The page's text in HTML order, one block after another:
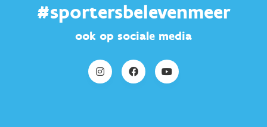
#sportersbelevenmeer
ook op sociale media